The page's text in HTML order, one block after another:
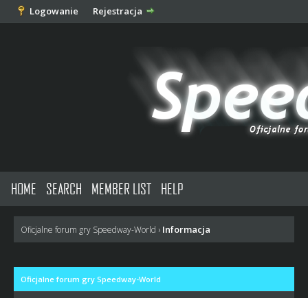
Logowanie Rejestracja
HOME SEARCH MEMBER LIST HELP
Oficjalne forum gry Speedway-World › Informacja
Oficjalne forum gry Speedway-World